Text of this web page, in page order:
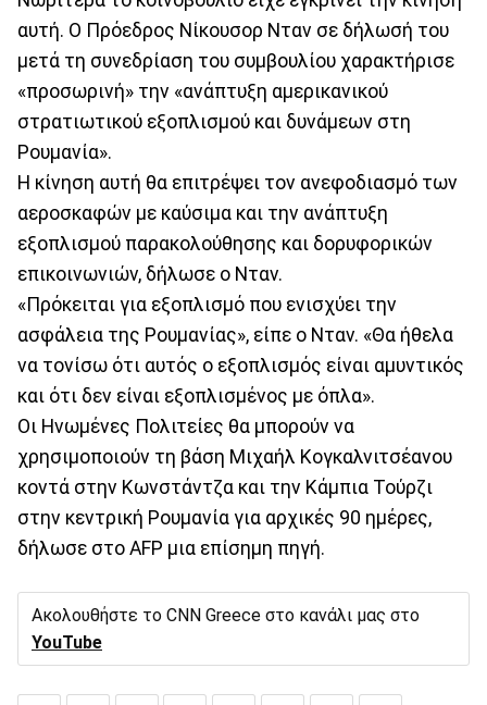
αυτή. Ο Πρόεδρος Νίκουσορ Νταν σε δήλωσή του
μετά τη συνεδρίαση του συμβουλίου χαρακτήρισε
«προσωρινή» την «ανάπτυξη αμερικανικού
στρατιωτικού εξοπλισμού και δυνάμεων στη
Ρουμανία».
Η κίνηση αυτή θα επιτρέψει τον ανεφοδιασμό των
αεροσκαφών με καύσιμα και την ανάπτυξη
εξοπλισμού παρακολούθησης και δορυφορικών
επικοινωνιών, δήλωσε ο Νταν.
«Πρόκειται για εξοπλισμό που ενισχύει την
ασφάλεια της Ρουμανίας», είπε ο Νταν. «Θα ήθελα
να τονίσω ότι αυτός ο εξοπλισμός είναι αμυντικός
και ότι δεν είναι εξοπλισμένος με όπλα».
Οι Ηνωμένες Πολιτείες θα μπορούν να
χρησιμοποιούν τη βάση Μιχαήλ Κογκαλνιτσέανου
κοντά στην Κωνστάντζα και την Κάμπια Τούρζι
στην κεντρική Ρουμανία για αρχικές 90 ημέρες,
δήλωσε στο AFP μια επίσημη πηγή.
Ακολουθήστε το CNN Greece στο κανάλι μας στο
YouTube